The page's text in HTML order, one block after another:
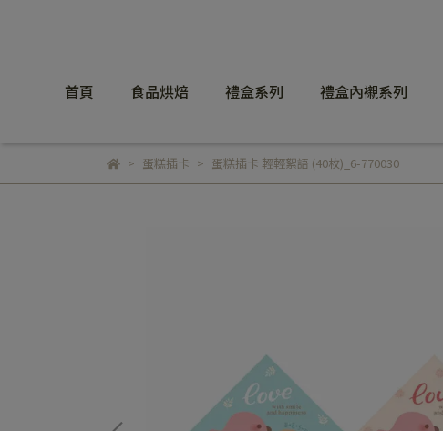
首頁 食品烘焙 禮盒系列 禮盒內襯系列
蛋糕插卡 蛋糕插卡 輕輕絮語 (40枚)_6-770030